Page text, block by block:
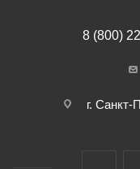
8 (800)
г. Санкт-